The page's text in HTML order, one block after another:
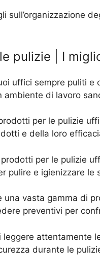
sull’organizzazione
pulizie | I
uffici sempre puliti
ambiente di lavoro
per le pulizie
e della loro
per le pulizie
pulire e igienizzare
una vasta gamma di
preventivi per
leggere attentamente
durante le